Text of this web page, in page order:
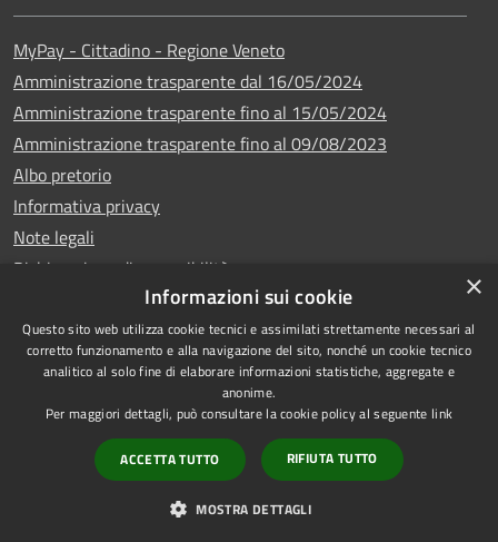
MyPay - Cittadino - Regione Veneto
Amministrazione trasparente dal 16/05/2024
Amministrazione trasparente fino al 15/05/2024
Amministrazione trasparente fino al 09/08/2023
Albo pretorio
Informativa privacy
Note legali
Dichiarazione di accessibilità
RSS
Accessibilità
Copyright © 2024
•Comune di Vigo di
Cadore• Powered
by Municipium •
×
Informazioni sui cookie
Questo sito web utilizza cookie tecnici e assimilati strettamente necessari al
corretto funzionamento e alla navigazione del sito, nonché un cookie tecnico
analitico al solo fine di elaborare informazioni statistiche, aggregate e
anonime.
Per maggiori dettagli, può consultare la cookie policy al seguente link
ACCETTA TUTTO RIFIUTA TUTTO
MOSTRA DETTAGLI